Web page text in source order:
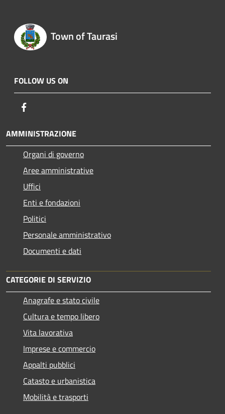
Town of Taurasi
FOLLOW US ON
AMMINISTRAZIONE
Organi di governo
Aree amministrative
Uffici
Enti e fondazioni
Politici
Personale amministrativo
Documenti e dati
CATEGORIE DI SERVIZIO
Anagrafe e stato civile
Cultura e tempo libero
Vita lavorativa
Imprese e commercio
Appalti pubblici
Catasto e urbanistica
Mobilità e trasporti